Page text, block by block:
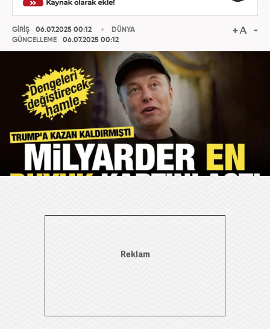
GİRİŞ
06.07.2025 00:12
GÜNCELLEME
06.07.2025 00:12
DÜNYA